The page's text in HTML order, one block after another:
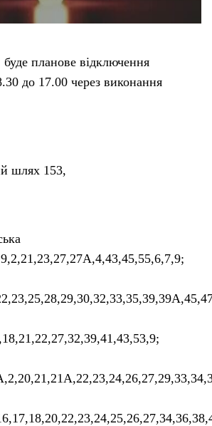
планове відключення
до 17.00 через виконання
шлях 153,